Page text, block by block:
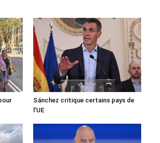
Sánchez critique certains pays de
l’UE